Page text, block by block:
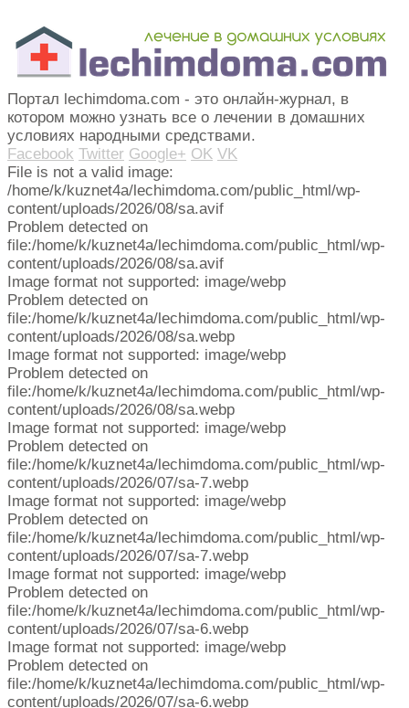
Портал lechimdoma.com - это онлайн-журнал, в
котором можно узнать все о лечении в домашних
условиях народными средствами.
Facebook Twitter Google+ OK VK
File is not a valid image:
/home/k/kuznet4a/lechimdoma.com/public_html/wp-
content/uploads/2026/08/sa.avif
Problem detected on
file:/home/k/kuznet4a/lechimdoma.com/public_html/wp-
content/uploads/2026/08/sa.avif
Image format not supported: image/webp
Problem detected on
file:/home/k/kuznet4a/lechimdoma.com/public_html/wp-
content/uploads/2026/08/sa.webp
Image format not supported: image/webp
Problem detected on
file:/home/k/kuznet4a/lechimdoma.com/public_html/wp-
content/uploads/2026/08/sa.webp
Image format not supported: image/webp
Problem detected on
file:/home/k/kuznet4a/lechimdoma.com/public_html/wp-
content/uploads/2026/07/sa-7.webp
Image format not supported: image/webp
Problem detected on
file:/home/k/kuznet4a/lechimdoma.com/public_html/wp-
content/uploads/2026/07/sa-7.webp
Image format not supported: image/webp
Problem detected on
file:/home/k/kuznet4a/lechimdoma.com/public_html/wp-
content/uploads/2026/07/sa-6.webp
Image format not supported: image/webp
Problem detected on
file:/home/k/kuznet4a/lechimdoma.com/public_html/wp-
content/uploads/2026/07/sa-6.webp